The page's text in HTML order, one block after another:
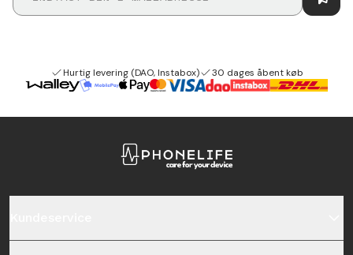
Hurtig levering (DAO, Instabox) 30 dages åbent køb